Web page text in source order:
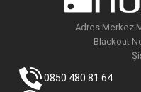
Adres:Merkez
Blackout
0850 480 81 64